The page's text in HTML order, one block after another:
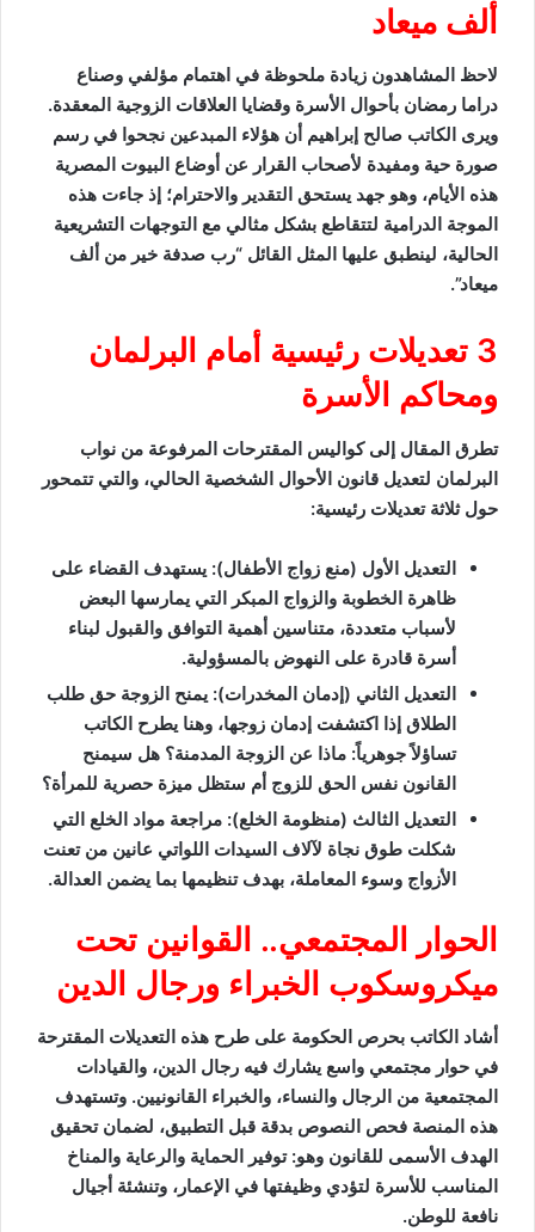
ألف ميعاد
لاحظ المشاهدون زيادة ملحوظة في اهتمام مؤلفي وصناع
دراما رمضان بأحوال الأسرة وقضايا العلاقات الزوجية المعقدة.
ويرى الكاتب صالح إبراهيم أن هؤلاء المبدعين نجحوا في رسم
صورة حية ومفيدة لأصحاب القرار عن أوضاع البيوت المصرية
هذه الأيام، وهو جهد يستحق التقدير والاحترام؛ إذ جاءت هذه
الموجة الدرامية لتتقاطع بشكل مثالي مع التوجهات التشريعية
الحالية، لينطبق عليها المثل القائل “رب صدفة خير من ألف
ميعاد”.
3 تعديلات رئيسية أمام البرلمان
ومحاكم الأسرة
تطرق المقال إلى كواليس المقترحات المرفوعة من نواب
البرلمان لتعديل قانون الأحوال الشخصية الحالي، والتي تتمحور
حول ثلاثة تعديلات رئيسية:
التعديل الأول (منع زواج الأطفال): يستهدف القضاء على
ظاهرة الخطوبة والزواج المبكر التي يمارسها البعض
لأسباب متعددة، متناسين أهمية التوافق والقبول لبناء
أسرة قادرة على النهوض بالمسؤولية.
التعديل الثاني (إدمان المخدرات): يمنح الزوجة حق طلب
الطلاق إذا اكتشفت إدمان زوجها، وهنا يطرح الكاتب
تساؤلاً جوهرياً: ماذا عن الزوجة المدمنة؟ هل سيمنح
القانون نفس الحق للزوج أم ستظل ميزة حصرية للمرأة؟
التعديل الثالث (منظومة الخلع): مراجعة مواد الخلع التي
شكلت طوق نجاة لآلاف السيدات اللواتي عانين من تعنت
الأزواج وسوء المعاملة، بهدف تنظيمها بما يضمن العدالة.
الحوار المجتمعي.. القوانين تحت
ميكروسكوب الخبراء ورجال الدين
أشاد الكاتب بحرص الحكومة على طرح هذه التعديلات المقترحة
في حوار مجتمعي واسع يشارك فيه رجال الدين، والقيادات
المجتمعية من الرجال والنساء، والخبراء القانونيين. وتستهدف
هذه المنصة فحص النصوص بدقة قبل التطبيق، لضمان تحقيق
الهدف الأسمى للقانون وهو: توفير الحماية والرعاية والمناخ
المناسب للأسرة لتؤدي وظيفتها في الإعمار، وتنشئة أجيال
نافعة للوطن.